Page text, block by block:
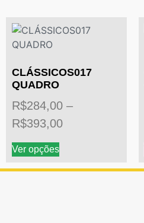
CLÁSSICOS017
QUADRO
R$284,00 –
R$393,00
Ver opções